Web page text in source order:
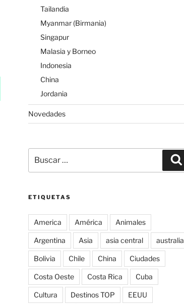
Tailandia
Myanmar (Birmania)
Singapur
Malasia y Borneo
Indonesia
China
Jordania
Novedades
por:
ETIQUETAS
America América Animales
Argentina Asia asia central australia
Bolivia Chile China Ciudades
Costa Oeste Costa Rica Cuba
Cultura Destinos TOP EEUU